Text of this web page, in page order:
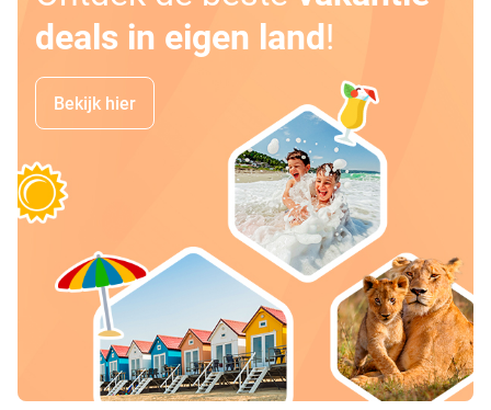
deals in eigen land!
Bekijk hier